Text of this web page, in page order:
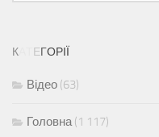
К ЕГОРІЇ
Відео (63)
Головна(1 117)